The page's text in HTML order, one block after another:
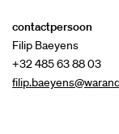
contactpersoon
Filip Baeyens
+32 485 63 88 03